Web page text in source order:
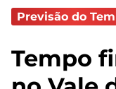
Previsão do
Tempo